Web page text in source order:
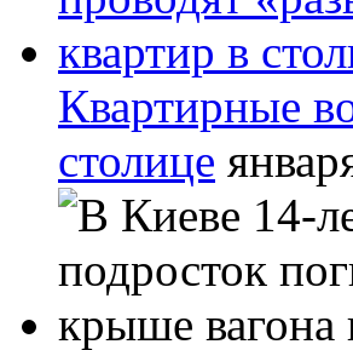
Квартирные
столице